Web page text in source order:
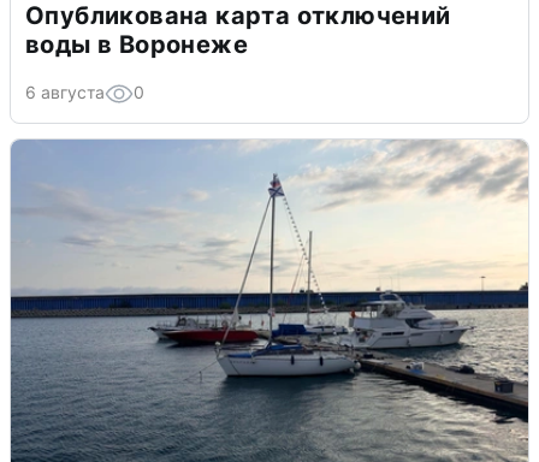
Опубликована карта отключений
воды в Воронеже
6 августа 0